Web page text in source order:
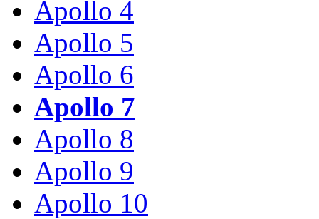
Apollo 4
Apollo 5
Apollo 6
Apollo 7
Apollo 8
Apollo 9
Apollo 10